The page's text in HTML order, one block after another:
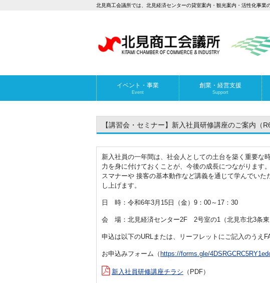
北見商工会議所では、北見経済センターの貸室案内・観光案内・活性化事業
イベント・事業
Event
創業・経営支援
Support
【講習会・セミナー】新入社員研修講座のご案内（
新入社員の一年間は、社会人としての土台を築く重要な
力を身に付けておくことが、今後の成長につながります
スマナーや 接客の基本動作など講義を通じて学んでい
し上げます。
日 時：令和6年3月15日（金）9：00～17：30
会 場：北見経済センター2F 2号室の1（北見市北3条東
申込は以下のURLまたは、リーフレットにご記入のうえ
お申込みフォーム（ https://forms.gle/
新入社員研修講座チラシ （PDF）